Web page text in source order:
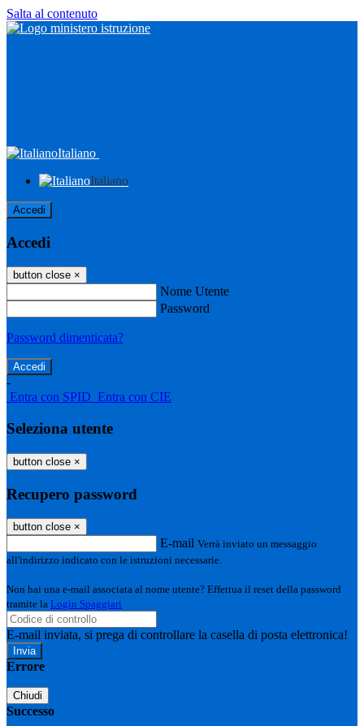
Salta al contenuto
Italiano
Italiano
Accedi
Accedi
button close ×
Nome Utente
Password
Password dimenticata?
-
Entra con SPID Entra con CIE
Seleziona utente
button close ×
Recupero password
button close ×
E-mail Verrà inviato un messaggio
all'indirizzo indicato con le istruzioni necessarie.
Non hai una e-mail associata al nome utente? Effettua il reset della password
tramite la Login Spaggiari
E-mail inviata, si prega di controllare la casella di posta elettronica!
Errore
Chiudi
Successo